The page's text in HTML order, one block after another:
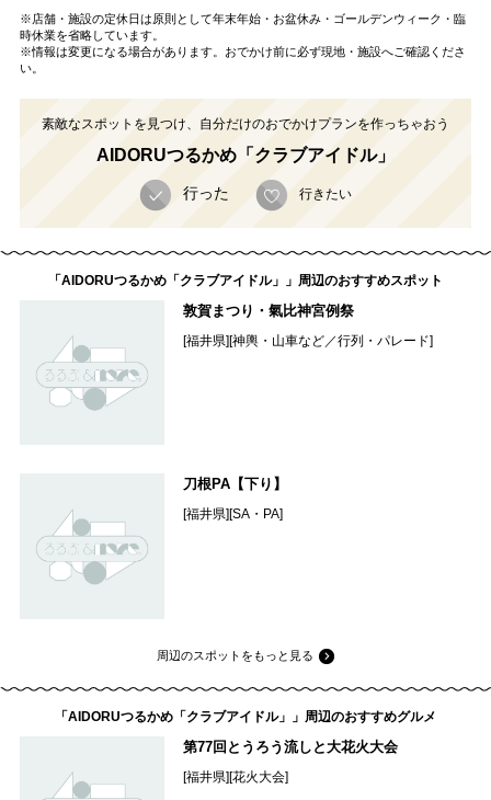
※店舗・施設の定休日は原則として年末年始・お盆休み・ゴールデンウィーク・臨
時休業を省略しています。
※情報は変更になる場合があります。おでかけ前に必ず現地・施設へご確認くださ
い。
素敵なスポットを見つけ、自分だけのおでかけプランを作っちゃおう
AIDORUつるかめ「クラブアイドル」
行った 行きたい
「AIDORUつるかめ「クラブアイドル」」周辺のおすすめスポット
敦賀まつり・氣比神宮例祭
[福井県][神輿・山車など／行列・パレード]
刀根PA【下り】
[福井県][SA・PA]
周辺のスポットをもっと見る
「AIDORUつるかめ「クラブアイドル」」周辺のおすすめグルメ
第77回とうろう流しと大花火大会
[福井県][花火大会]